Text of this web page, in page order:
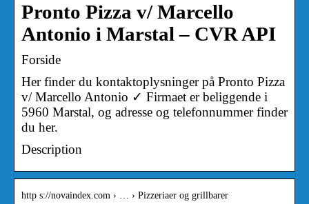
Pronto Pizza v/ Marcello
Antonio i Marstal – CVR API
Forside
Her finder du kontaktoplysninger på Pronto Pizza
v/ Marcello Antonio ✓ Firmaet er beliggende i
5960 Marstal, og adresse og telefonnummer finder
du her.
Description
http s://novaindex.com › … › Pizzeriaer og grillbarer